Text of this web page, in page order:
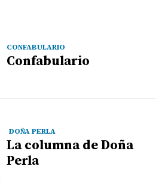
CONFABULARIO
Confabulario
DOÑA PERLA
La columna de Doña
Perla